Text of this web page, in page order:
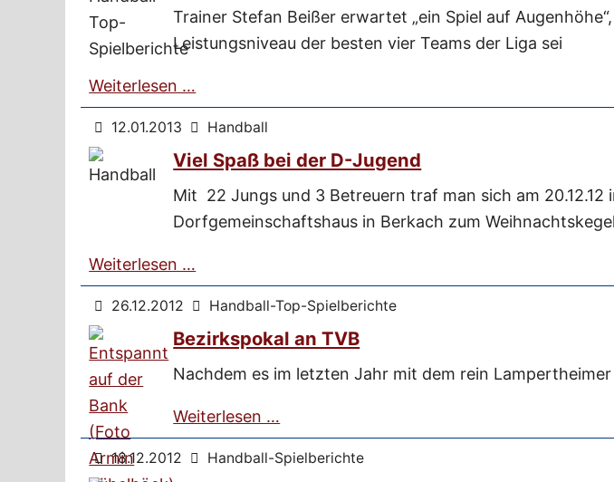
Trainer Stefan Beißer erwartet „ein Spiel auf
Leistungsniveau der besten vier Teams der Liga sei
Weiterlesen …
12.01.2013 Handball
Viel Spaß bei der D-Jugend
Mit 22 Jungs und 3 Betreuern traf man sich am 20.12.12
Dorfgemeinschaftshaus in Berkach zum
Weiterlesen …
26.12.2012 Handball-Top-Spielberichte
Bezirkspokal an TVB
Nachdem es im letzten Jahr mit dem rein
Weiterlesen …
18.12.2012 Handball-Spielberichte